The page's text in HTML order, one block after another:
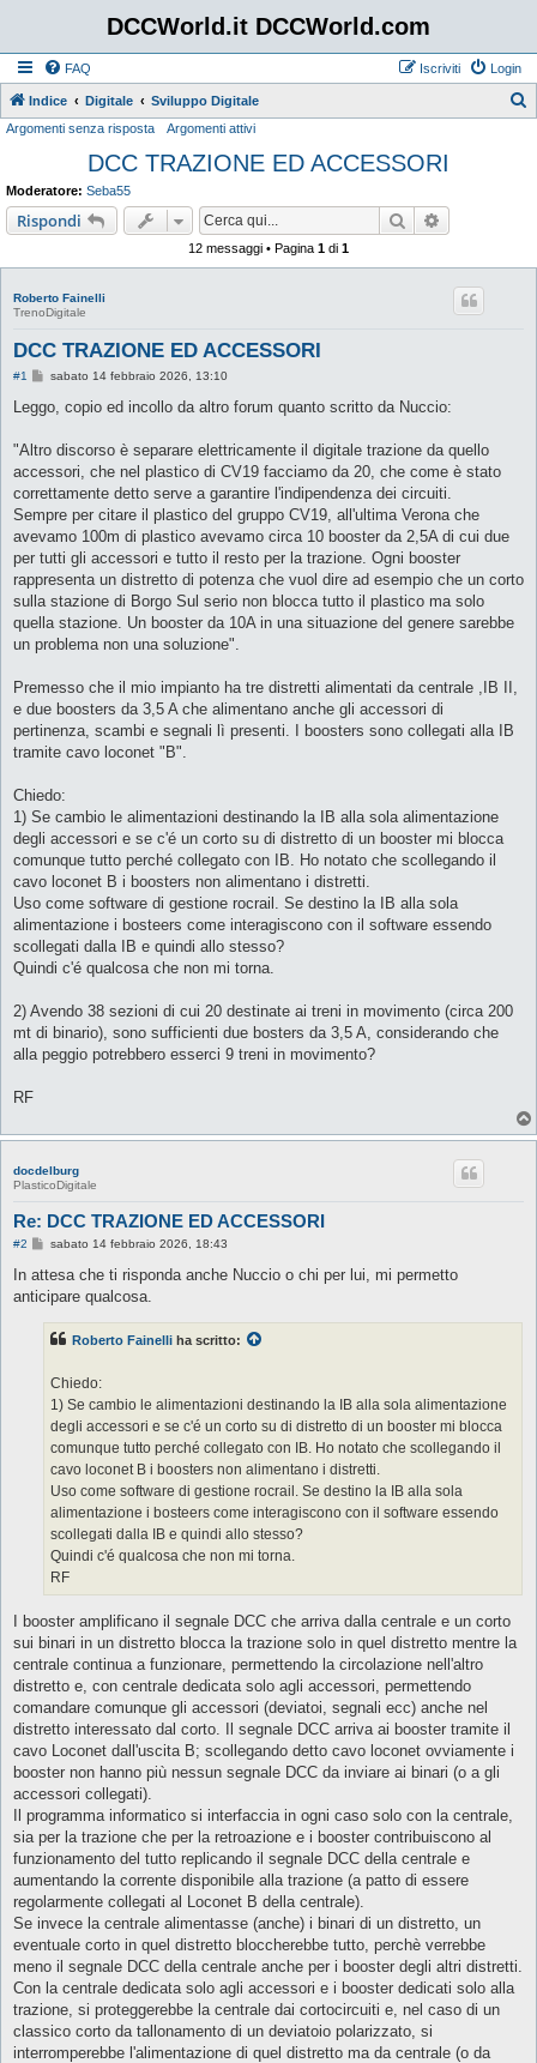
DCCWorld.it DCCWorld.com
FAQ Login
Iscriviti
Indice Digitale Sviluppo Digitale
Argomenti senza risposta Argomenti attivi
DCC TRAZIONE ED ACCESSORI
Moderatore: Seba55
Rispondi Cerca
12 messaggi • Pagina 1 di 1
Roberto Fainelli
TrenoDigitale
DCC TRAZIONE ED ACCESSORI
#1
M
s
s
g
i
o
sabato 14 febbraio 2026, 13:10
Leggo, copio ed incollo da altro forum quanto scritto da Nuccio:
"Altro discorso è separare elettricamente il digitale trazione da quello
accessori, che nel plastico di CV19 facciamo da 20, che come è stato
correttamente detto serve a garantire l'indipendenza dei circuiti.
Sempre per citare il plastico del gruppo CV19, all'ultima Verona che
avevamo 100m di plastico avevamo circa 10 booster da 2,5A di cui due
per tutti gli accessori e tutto il resto per la trazione. Ogni booster
rappresenta un distretto di potenza che vuol dire ad esempio che un corto
sulla stazione di Borgo Sul serio non blocca tutto il plastico ma solo
quella stazione. Un booster da 10A in una situazione del genere sarebbe
un problema non una soluzione".
Premesso che il mio impianto ha tre distretti alimentati da centrale ,IB II,
e due boosters da 3,5 A che alimentano anche gli accessori di
pertinenza, scambi e segnali lì presenti. I boosters sono collegati alla IB
tramite cavo loconet "B".
Chiedo:
1) Se cambio le alimentazioni destinando la IB alla sola alimentazione
degli accessori e se c'é un corto su di distretto di un booster mi blocca
comunque tutto perché collegato con IB. Ho notato che scollegando il
cavo loconet B i boosters non alimentano i distretti.
Uso come software di gestione rocrail. Se destino la IB alla sola
alimentazione i bosteers come interagiscono con il software essendo
scollegati dalla IB e quindi allo stesso?
Quindi c'é qualcosa che non mi torna.
2) Avendo 38 sezioni di cui 20 destinate ai treni in movimento (circa 200
mt di binario), sono sufficienti due bosters da 3,5 A, considerando che
alla peggio potrebbero esserci 9 treni in movimento?
RF
docdelburg
PlasticoDigitale
Re: DCC TRAZIONE ED ACCESSORI
#2
M
s
a
sabato 14 febbraio 2026, 18:43
In attesa che ti risponda anche Nuccio o chi per lui, mi permetto
anticipare qualcosa.
Roberto Fainelli ha scritto:
Chiedo:
1) Se cambio le alimentazioni destinando la IB alla sola alimentazione
degli accessori e se c'é un corto su di distretto di un booster mi blocca
comunque tutto perché collegato con IB. Ho notato che scollegando il
cavo loconet B i boosters non alimentano i distretti.
Uso come software di gestione rocrail. Se destino la IB alla sola
alimentazione i bosteers come interagiscono con il software essendo
scollegati dalla IB e quindi allo stesso?
Quindi c'é qualcosa che non mi torna.
RF
I booster amplificano il segnale DCC che arriva dalla centrale e un corto
sui binari in un distretto blocca la trazione solo in quel distretto mentre la
centrale continua a funzionare, permettendo la circolazione nell'altro
distretto e, con centrale dedicata solo agli accessori, permettendo
comandare comunque gli accessori (deviatoi, segnali ecc) anche nel
distretto interessato dal corto. Il segnale DCC arriva ai booster tramite il
cavo Loconet dall'uscita B; scollegando detto cavo loconet ovviamente i
booster non hanno più nessun segnale DCC da inviare ai binari (o a gli
accessori collegati).
Il programma informatico si interfaccia in ogni caso solo con la centrale,
sia per la trazione che per la retroazione e i booster contribuiscono al
funzionamento del tutto replicando il segnale DCC della centrale e
aumentando la corrente disponibile alla trazione (a patto di essere
regolarmente collegati al Loconet B della centrale).
Se invece la centrale alimentasse (anche) i binari di un distretto, un
eventuale corto in quel distretto bloccherebbe tutto, perchè verrebbe
meno il segnale DCC della centrale anche per i booster degli altri distretti.
Con la centrale dedicata solo agli accessori e i booster dedicati solo alla
trazione, si proteggerebbe la centrale dai cortocircuiti e, nel caso di un
classico corto da tallonamento di un deviatoio polarizzato, si
interromperebbe l'alimentazione di quel distretto ma da centrale (o da